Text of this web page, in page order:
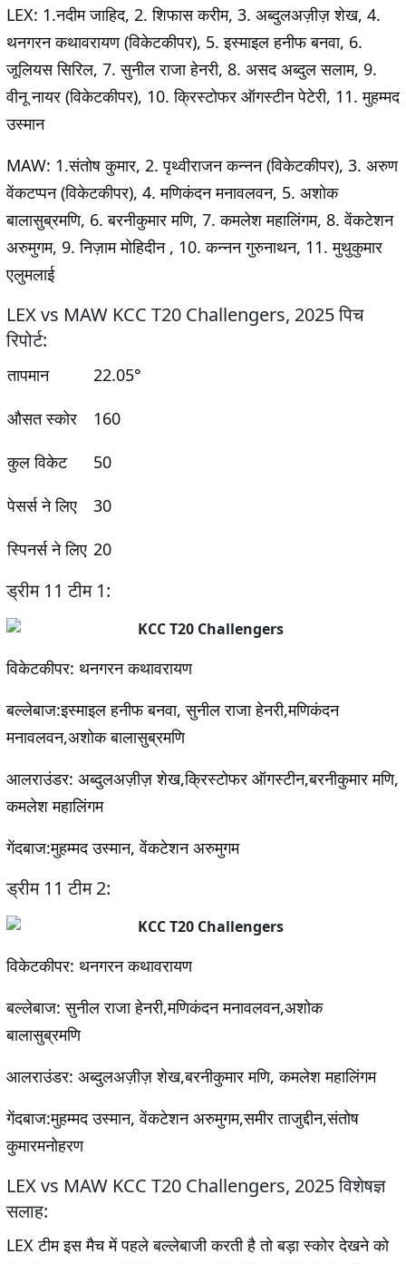
LEX: 1.नदीम जाहिद, 2. शिफास करीम, 3. अब्दुलअज़ीज़ शेख, 4.
थनगरन कथावरायण (विकेटकीपर), 5. इस्माइल हनीफ बनवा, 6.
जूलियस सिरिल, 7. सुनील राजा हेनरी, 8. असद अब्दुल सलाम, 9.
वीनू नायर (विकेटकीपर), 10. क्रिस्टोफर ऑगस्टीन पेटेरी, 11. मुहम्मद
उस्मान
MAW: 1.संतोष कुमार, 2. पृथ्वीराजन कन्नन (विकेटकीपर), 3. अरुण
वेंकटप्पन (विकेटकीपर), 4. मणिकंदन मनावलवन, 5. अशोक
बालासुब्रमणि, 6. बरनीकुमार मणि, 7. कमलेश महालिंगम, 8. वेंकटेशन
अरुमुगम, 9. निज़ाम मोहिदीन , 10. कन्नन गुरुनाथन, 11. मुथुकुमार
एलुमलाई
LEX vs MAW KCC T20 Challengers, 2025 पिच
रिपोर्ट:
तापमान
22.05°
औसत स्कोर
160
कुल विकेट
50
पेसर्स ने लिए
30
स्पिनर्स ने लिए 20
ड्रीम 11 टीम 1:
विकेटकीपर: थनगरन कथावरायण
बल्लेबाज:इस्माइल हनीफ बनवा, सुनील राजा हेनरी,मणिकंदन
मनावलवन,अशोक बालासुब्रमणि
आलराउंडर: अब्दुलअज़ीज़ शेख,क्रिस्टोफर ऑगस्टीन,बरनीकुमार मणि,
कमलेश महालिंगम
गेंदबाज:मुहम्मद उस्मान, वेंकटेशन अरुमुगम
ड्रीम 11 टीम 2:
विकेटकीपर: थनगरन कथावरायण
बल्लेबाज: सुनील राजा हेनरी,मणिकंदन मनावलवन,अशोक
बालासुब्रमणि
आलराउंडर: अब्दुलअज़ीज़ शेख,बरनीकुमार मणि, कमलेश महालिंगम
गेंदबाज:मुहम्मद उस्मान, वेंकटेशन अरुमुगम,समीर ताजुद्दीन,संतोष
कुमारमनोहरण
LEX vs MAW KCC T20 Challengers, 2025 विशेषज्ञ
सलाह:
LEX टीम इस मैच में पहले बल्लेबाजी करती है तो बड़ा स्कोर देखने को